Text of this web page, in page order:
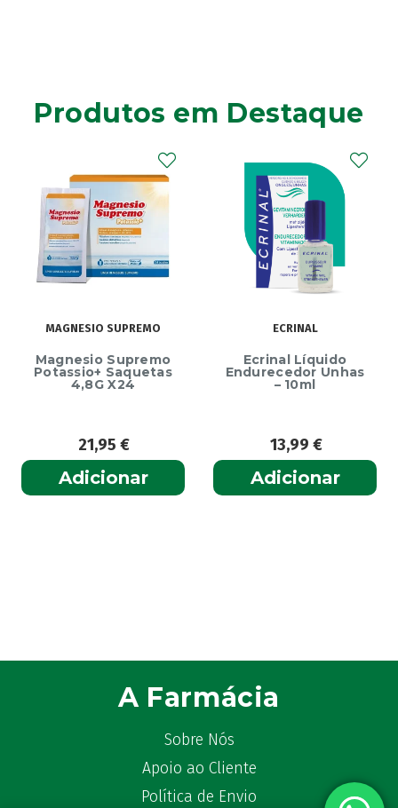
Produtos em Destaque
MAGNESIO SUPREMO
Magnesio Supremo
Potassio+ Saquetas
4,8G X24
21,95€
Adicionar
ECRINAL
Ecrinal Líquido
Endurecedor Unhas
– 10ml
13,99€
Adicionar
A Farmácia
Sobre Nós
Apoio ao Cliente
Política de Envio